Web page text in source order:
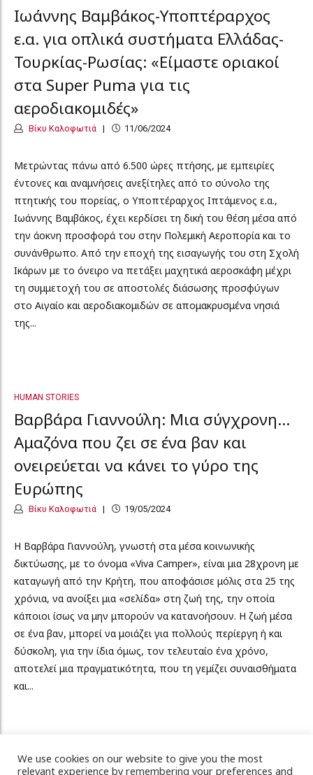
Ιωάννης Βαμβάκος-Υποπτέραρχος
ε.α. για οπλικά συστήματα Ελλάδας-
Τουρκίας-Ρωσίας: «Είμαστε οριακοί
στα Super Puma για τις
αεροδιακομιδές»
Βίκυ Καλοφωτιά 11/06/2024
Μετρώντας πάνω από 6.500 ώρες πτήσης, με εμπειρίες
έντονες και αναμνήσεις ανεξίτηλες από το σύνολο της
πτητικής του πορείας, ο Υποπτέραρχος Ιπτάμενος ε.α.,
Ιωάννης Βαμβάκος, έχει κερδίσει τη δική του θέση μέσα από
την άοκνη προσφορά του στην Πολεμική Αεροπορία και το
συνάνθρωπο. Από την εποχή της εισαγωγής του στη Σχολή
Ικάρων με το όνειρο να πετάξει μαχητικά αεροσκάφη μέχρι
τη συμμετοχή του σε αποστολές διάσωσης προσφύγων
στο Αιγαίο και αεροδιακομιδών σε απομακρυσμένα νησιά
της...
HUMAN STORIES
Βαρβάρα Γιαννούλη: Μια σύγχρονη…
Αμαζόνα που ζει σε ένα βαν και
ονειρεύεται να κάνει το γύρο της
Ευρώπης
Βίκυ Καλοφωτιά 19/05/2024
Η Βαρβάρα Γιαννούλη, γνωστή στα μέσα κοινωνικής
δικτύωσης, με το όνομα «Viva Camper», είναι μια 28χρονη με
καταγωγή από την Κρήτη, που αποφάσισε μόλις στα 25 της
χρόνια, να ανοίξει μια «σελίδα» στη ζωή της, την οποία
κάποιοι ίσως να μην μπορούν να κατανοήσουν. Η ζωή μέσα
σε ένα βαν, μπορεί να μοιάζει για πολλούς περίεργη ή και
δύσκολη, για την ίδια όμως, τον τελευταίο ένα χρόνο,
αποτελεί μια πραγματικότητα, που τη γεμίζει συναισθήματα
και...
Παλαιότερα άρθρα
We use cookies on our website to give you the most
relevant experience by remembering your preferences and